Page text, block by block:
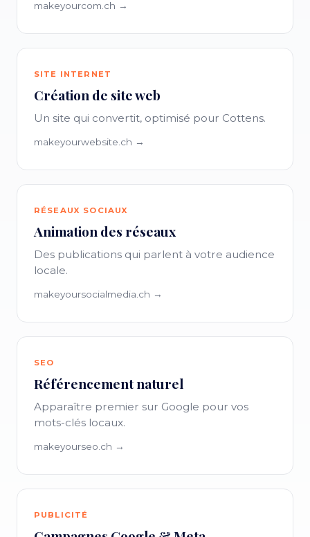
makeyourcom.ch →
SITE INTERNET
Création de site web
Un site qui convertit, optimisé pour Cottens.
makeyourwebsite.ch →
RÉSEAUX SOCIAUX
Animation des réseaux
Des publications qui parlent à votre audience
locale.
makeyoursocialmedia.ch →
SEO
Référencement naturel
Apparaître premier sur Google pour vos
mots-clés locaux.
makeyourseo.ch →
PUBLICITÉ